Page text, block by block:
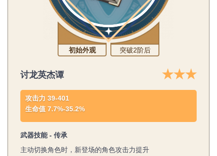
初始外观 突破2阶后
讨龙英杰谭 ★★★
攻击力 39-401
生命值 7.7%-35.2%
武器技能 - 传承
主动切换角色时，新登场的角色攻击力提升